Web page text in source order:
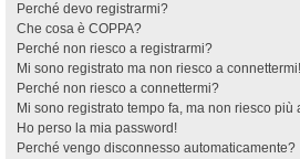
Perché devo registrarmi?
Che cosa è COPPA?
Perché non riesco a registrarmi?
Mi sono registrato ma non riesco a connettermi!
Perché non riesco a connettermi?
Mi sono registrato tempo fa, ma non riesco più
Ho perso la mia password!
Perché vengo disconnesso automaticamente?